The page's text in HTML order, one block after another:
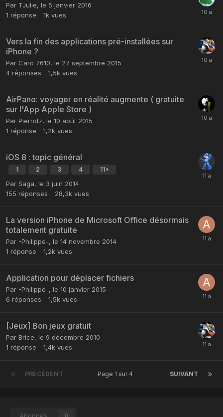
Par TJulie, le 5 janvier 2016
1 réponse 1k vues
Vers la fin des applications pré-installées sur
iPhone ?
Par Caro 7610, le 27 septembre 2015
4 réponses 1,5k vues
AirPano: voyager en réalité augmente ( gratuite
sur l'App Apple Store )
Par Pierrotz, le 10 août 2015
1 réponse 1,2k vues
iOS 8 : topic général
1 2 3 4 11
Par Saga, le 3 juin 2014
155 réponses 28,3k vues
La version iPhone de Microsoft Office désormais
totalement gratuite
Par -Philippe-, le 14 novembre 2014
1 réponse 1,2k vues
Application pour déplacer fichiers
Par -Philippe-, le 10 janvier 2015
6 réponses 1,5k vues
[Jeux] Bon jeux gratuit
Par Brice, le 9 décembre 2010
1 réponse 1,4k vues
PRÉCÉDENT SUIVANT
Page 1 sur 4
Abonnés 0